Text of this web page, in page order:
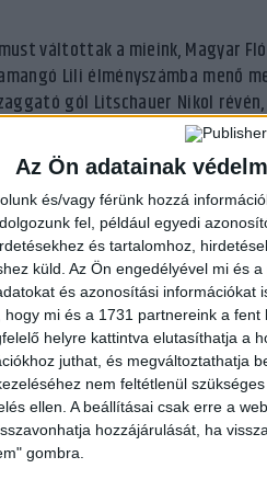
Az Ön adatainak
és/vagy férünk hozzá
fel, például egyedi
és tartalomhoz,
küld. Az Ön engedélyével mi és
és azonosítási információkat
hogy mi és a 1731 partnereink a
helyre kattintva elutasíthatja a
juthat, és megváltoztathatja
nem feltétlenül
ellen. A beállításai csak erre a
hozzájárulását, ha
gombra.
váltottak a mieink, Magyar
Lili élményszámba menő
gól Litschauer Nikol
előnnyel zárult az
mutattak be akadémistáink,
vezettünk! És akkor még
mértani pontossággal
hárított… Élmény volt nézni a
szurkoltak a lányoknak,
góljával már tizennégy góllal
jutottak a mieink
és Balog Réka is nagyon jól
a döntőbe, a játékot és a